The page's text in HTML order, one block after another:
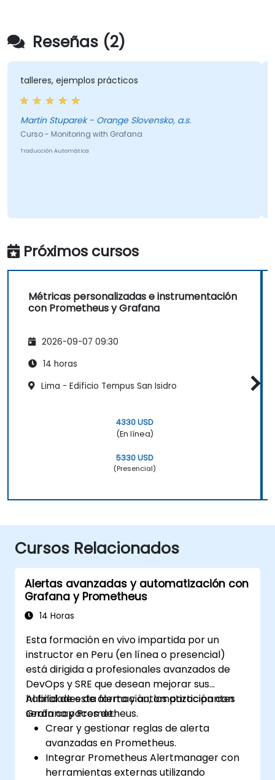
Reseñas (2)
talleres, ejemplos prácticos
Martin Stuparek - Orange Slovensko, a.s.
Curso - Monitoring with Grafana
Traducción Automática
Próximos cursos
Métricas personalizadas e instrumentación
con Prometheus y Grafana
2026-09-07 09:30
14 horas
Lima - Edificio Tempus San Isidro
4330 USD
(En línea)
5330 USD
(Presencial)
Cursos Relacionados
Alertas avanzadas y automatización con
Grafana y Prometheus
14 Horas
Esta formación en vivo impartida por un
instructor en Peru (en línea o presencial)
está dirigida a profesionales avanzados de
DevOps y SRE que desean mejorar sus
habilidades de alerta y automatización con
Grafana y Prometheus.
Al final de esta formación, los participantes
serán capaces de:
Crear y gestionar reglas de alerta
avanzadas en Prometheus.
Integrar Prometheus Alertmanager con
herramientas externas utilizando